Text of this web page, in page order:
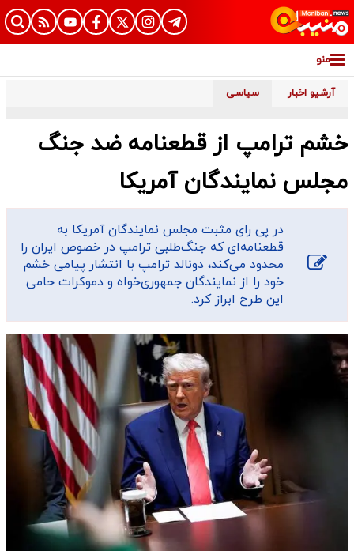
منو
آرشیو اخبار سیاسی
خشم ترامپ از قطعنامه ضد جنگ
مجلس نمایندگان آمریکا
در پی رای مثبت مجلس نمایندگان آمریکا به
قطعنامه‌ای که جنگ‌طلبی ترامپ در خصوص ایران را
محدود می‌کند، دونالد ترامپ با انتشار پیامی خشم
خود را از نمایندگان جمهوری‌خواه و دموکرات حامی
این طرح ابراز کرد.